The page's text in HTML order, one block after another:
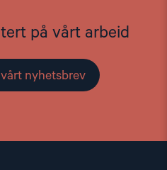
på vårt arbeid
nyhetsbrev